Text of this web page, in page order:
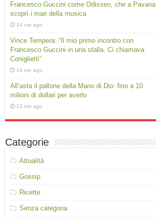
Francesco Guccini come Odisseo, che a Pavana
scoprì i mari della musica
14 ore ago
Vince Tempera: “Il mio primo incontro con
Francesco Guccini in una stalla. Ci chiamava
Coniglietti”
14 ore ago
All’asta il pallone della Mano di Dio: fino a 10
milioni di dollari per averlo
23 ore ago
Categorie
Attualità
Gossip
Ricette
Senza categoria